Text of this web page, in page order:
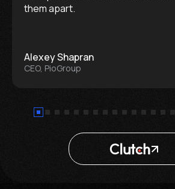
them apart.
Alexey Shapran
CEO, PioGroup